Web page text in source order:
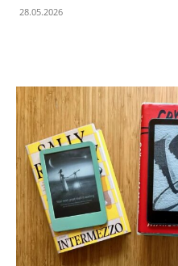
28.05.2026